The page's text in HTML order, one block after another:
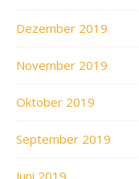
Dezember 2019
November 2019
Oktober 2019
September 2019
Juni 2019